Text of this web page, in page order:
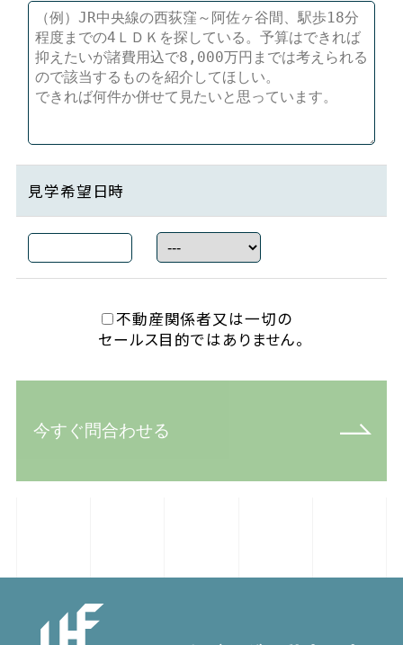
見学希望日時
不動産関係者又は一切の
セールス目的ではありません。
今すぐ問合わせる